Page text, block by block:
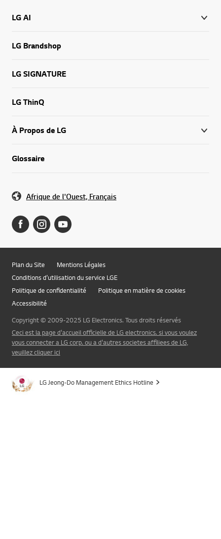
LG AI
LG Brandshop
LG SIGNATURE
LG ThinQ
À Propos de LG
Glossaire
Afrique de l'Ouest, Français
Plan du Site
Mentions Légales
Conditions d’utilisation du service LGE
Politique de confidentialité
Politique en matière de cookies
Accessibilité
Copyright © 2009-2025 LG Electronics. Tous droits réservés
Ceci est la page d'accueil officielle de LG electronics. si vous voulez
vous connecter a LG corp. ou a d'autres societes affiliees de LG,
veuillez cliquer ici
LG Jeong-Do Management Ethics Hotline